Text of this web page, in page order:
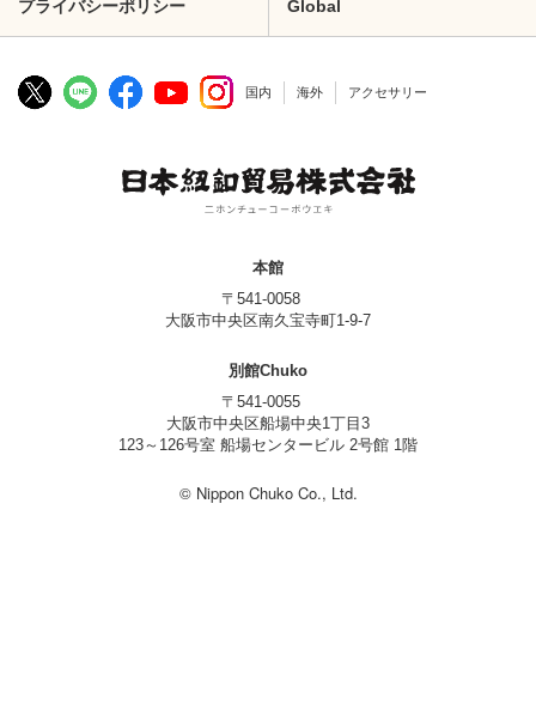
プライバシーポリシー Global
国内 海外 アクセサリー
本館
〒541-0058
大阪市中央区南久宝寺町1-9-7
別館Chuko
〒541-0055
大阪市中央区船場中央1丁目3
123～126号室 船場センタービル 2号館 1階
© Nippon Chuko Co., Ltd.